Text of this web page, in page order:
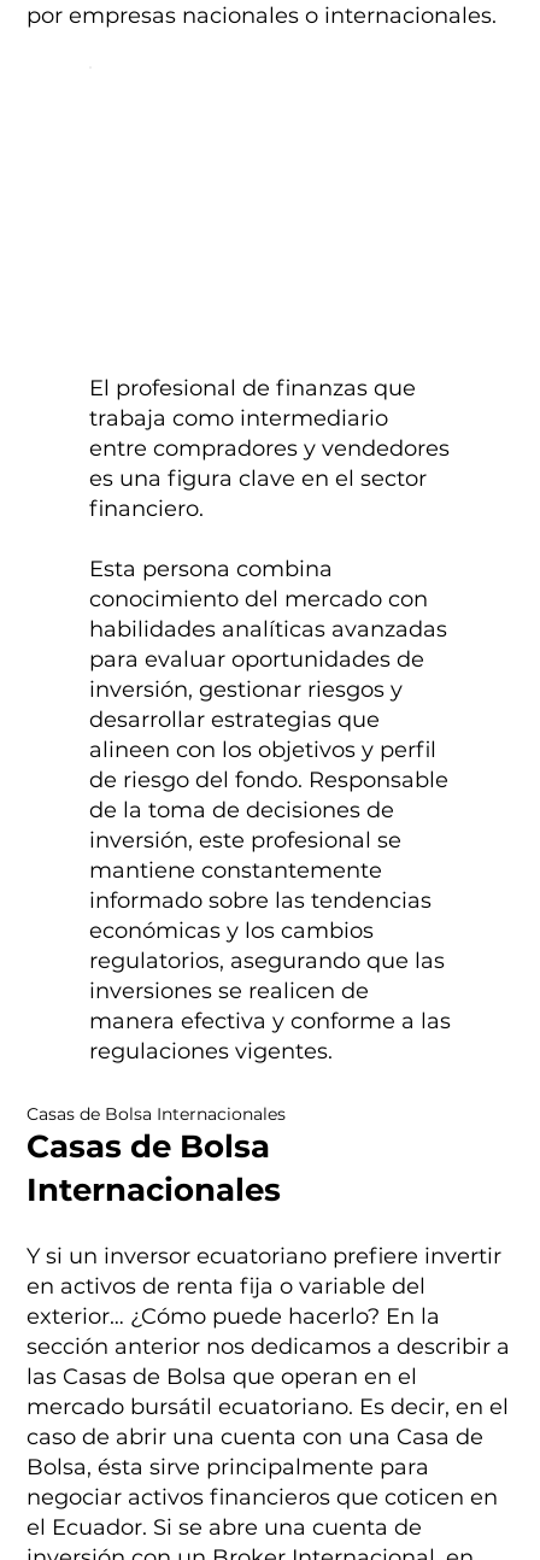
Casas de Bolsa Internacionales
Casas de Bolsa
Internacionales
Y si un inversor ecuatoriano prefiere invertir
en activos de renta fija o variable del
exterior… ¿Cómo puede hacerlo? En la
sección anterior nos dedicamos a describir a
las Casas de Bolsa que operan en el
mercado bursátil ecuatoriano. Es decir, en el
caso de abrir una cuenta con una Casa de
Bolsa, ésta sirve principalmente para
negociar activos financieros que coticen en
el Ecuador. Si se abre una cuenta de
El profesional de finanzas que
trabaja como intermediario
entre compradores y vendedores
es una figura clave en el sector
financiero.
Esta persona combina
conocimiento del mercado con
habilidades analíticas avanzadas
para evaluar oportunidades de
inversión, gestionar riesgos y
desarrollar estrategias que
alineen con los objetivos y perfil
de riesgo del fondo. Responsable
de la toma de decisiones de
inversión, este profesional se
mantiene constantemente
informado sobre las tendencias
económicas y los cambios
regulatorios, asegurando que las
inversiones se realicen de
manera efectiva y conforme a las
regulaciones vigentes.
por empresas nacionales o internacionales.